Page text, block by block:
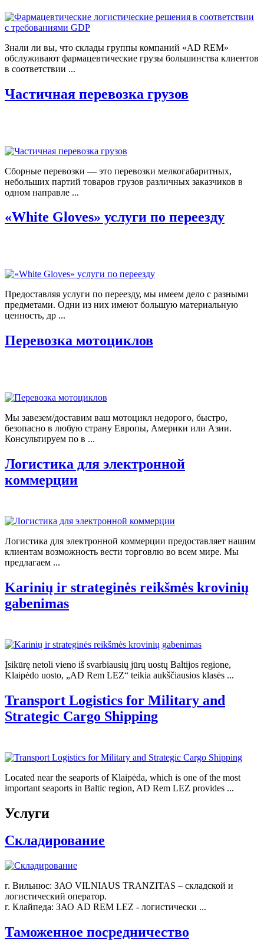
Знали ли вы, что склады группы компаний «AD REM»
обслуживают фармацевтические грузы большинства клиентов
в соответствии ...
Частичная перевозка грузов
Сборные перевозки — это перевозки мелкогабаритных,
небольших партий товаров грузов различных заказчиков в
одном направле ...
«White Gloves» услуги по переезду
Предоставляя услуги по переезду, мы имеем дело с разными
предметами. Одни из них имеют большую материальную
ценность, др ...
Перевозка мотоциклов
Мы завезем/доставим ваш мотоцикл недорого, быстро,
безопасно в любую страну Европы, Америки или Азии.
Консультируем по в ...
Логистика для электронной
коммерции
Логистика для электронной коммерции предоставляет нашим
клиентам возможность вести торговлю во всем мире. Мы
предлагаем ...
Karinių ir strateginės reikšmės krovinių
gabenimas
Įsikūrę netoli vieno iš svarbiausių jūrų uostų Baltijos regione,
Klaipėdo uosto, „AD Rem LEZ“ teikia aukščiausios klasės ...
Transport Logistics for Military and
Strategic Cargo Shipping
Located near the seaports of Klaipėda, which is one of the most
important seaports in Baltic region, AD Rem LEZ provides ...
Услуги
Складирование
г. Вильнюс: ЗАО VILNIAUS TRANZITAS – складской и
логистический оператор.
г. Клайпеда: ЗАО AD REM LEZ - логистически ...
Таможенное посредничество